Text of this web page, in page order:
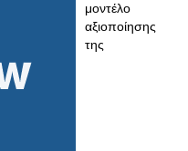
μοντέλο
αξιοποίησης
της